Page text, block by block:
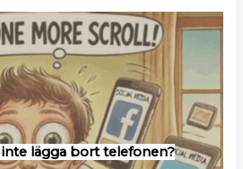
inte lägga bort telefonen?